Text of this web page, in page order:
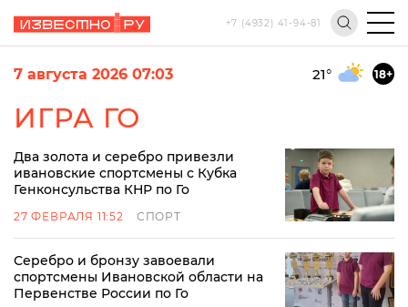
+7 (4932) 41-94-81
7 августа 2026 07:03 21° 18+
ИГРА ГО
Два золота и серебро привезли
ивановские спортсмены с Кубка
Генконсульства КНР по Го
27 ФЕВРАЛЯ 11:52 СПОРТ
Серебро и бронзу завоевали
спортсмены Ивановской области на
Первенстве России по Го